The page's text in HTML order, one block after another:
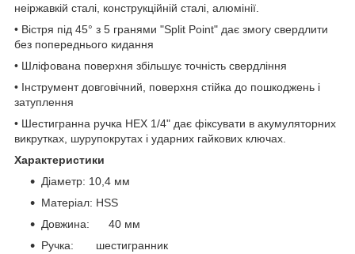
неіржавкій сталі, конструкційній сталі, алюмінії.
• Вістря під 45° з 5 гранями "Split Point" дає змогу свердлити
без попереднього кидання
• Шліфована поверхня збільшує точність свердління
• Інструмент довговічний, поверхня стійка до пошкоджень і
затуплення
• Шестигранна ручка HEX 1/4" дає фіксувати в акумуляторних
викрутках, шурупокрутах і ударних гайкових ключах.
Характеристики
Діаметр: 10,4 мм
Матеріал: HSS
Довжина: 40 мм
Ручка: шестигранник